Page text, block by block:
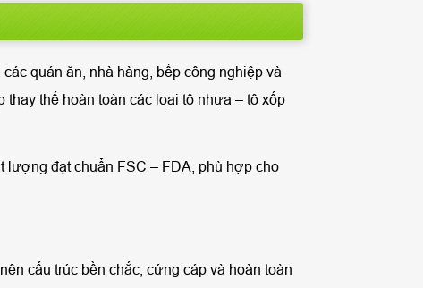
quán ăn, nhà hàng, bếp công nghiệp và
thế hoàn toàn các loại tô nhựa – tô xốp
lượng đạt chuẩn FSC – FDA, phù hợp cho
cấu trúc bền chắc, cứng cáp và hoàn toàn